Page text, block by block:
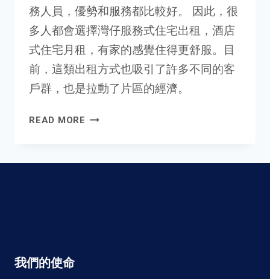
務人員，優勢和服務都比較好。 因此，很
多人都會選擇灣仔服務式住宅出租，酒店
式住宅月租，有家的感覺住得更舒服。目
前，這類出租方式也吸引了許多不同的客
戶群，也是拉動了片區的經濟。
READ MORE 灣
務
我們的使命